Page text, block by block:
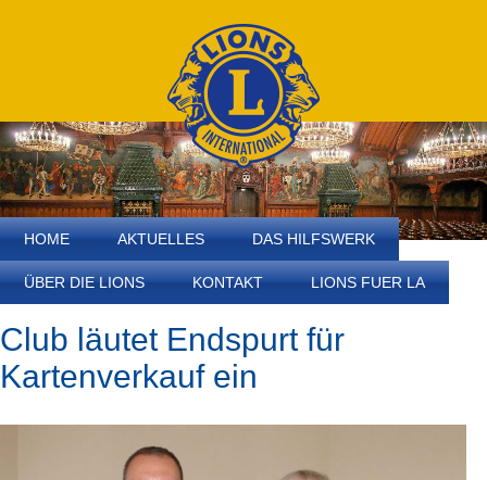
HOME AKTUELLES DAS HILFSWERK
ÜBER DIE LIONS KONTAKT LIONS FUER LA
Club läutet Endspurt für
Kartenverkauf ein